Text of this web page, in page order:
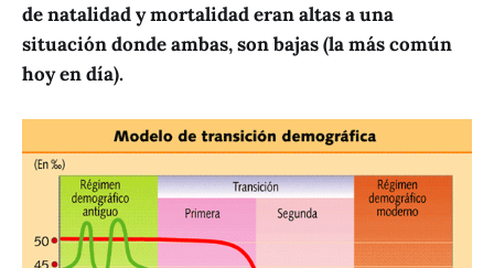
de natalidad y mortalidad eran altas a una
situación donde ambas, son bajas (la más común
hoy en día).